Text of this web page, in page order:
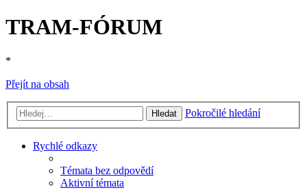
TRAM-FÓRUM
*
Přejít na obsah
Hledat Pokročilé hledání
Rychlé odkazy
Témata bez odpovědí
Aktivní témata